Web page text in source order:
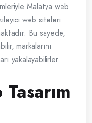
Malatya web
web siteleri
Bu sayede,
markalarını
yakalayabilirler.